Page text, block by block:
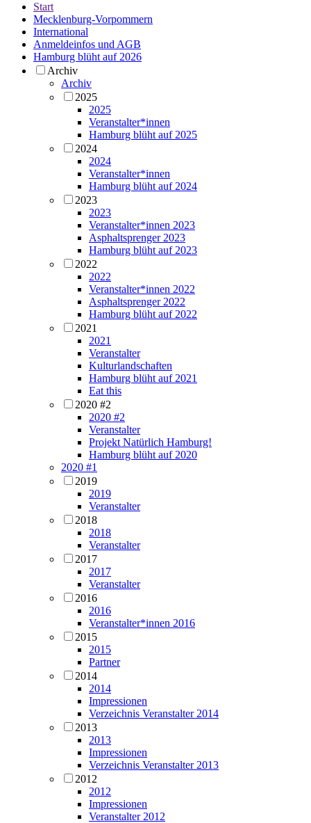
Start
Mecklenburg-Vorpommern
International
Anmeldeinfos und AGB
Hamburg blüht auf 2026
Archiv
Archiv
2025
2025
Veranstalter*innen
Hamburg blüht auf 2025
2024
2024
Veranstalter*innen
Hamburg blüht auf 2024
2023
2023
Veranstalter*innen 2023
Asphaltsprenger 2023
Hamburg blüht auf 2023
2022
2022
Veranstalter*innen 2022
Asphaltsprenger 2022
Hamburg blüht auf 2022
2021
2021
Veranstalter
Kulturlandschaften
Hamburg blüht auf 2021
Eat this
2020 #2
2020 #2
Veranstalter
Projekt Natürlich Hamburg!
Hamburg blüht auf 2020
2020 #1
2019
2019
Veranstalter
2018
2018
Veranstalter
2017
2017
Veranstalter
2016
2016
Veranstalter*innen 2016
2015
2015
Partner
2014
2014
Impressionen
Verzeichnis Veranstalter 2014
2013
2013
Impressionen
Verzeichnis Veranstalter 2013
2012
2012
Impressionen
Veranstalter 2012